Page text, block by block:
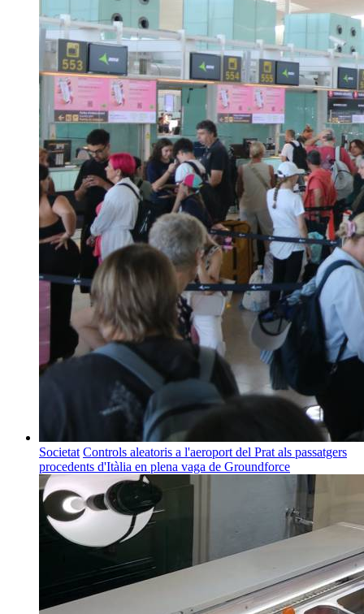
Societat Controls aleatoris a l'aeroport del Prat als passatgers
procedents d'Itàlia en plena vaga de Groundforce